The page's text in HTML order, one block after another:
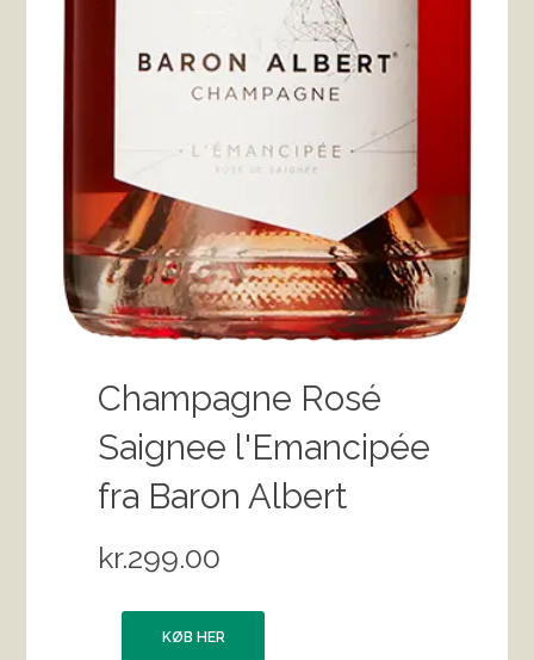
Champagne Rosé
Saignee l'Emancipée
fra Baron Albert
kr.299.00
KØB HER